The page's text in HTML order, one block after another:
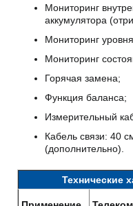
Мониторинг
аккумулятора
Мониторинг
Мониторинг
Горячая замена;
Функция баланса;
Измерительный
Кабель связи: 40
(дополнительно).
Технические